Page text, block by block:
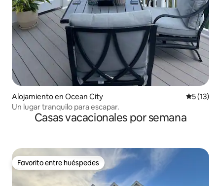
Alojamiento en Ocean City
5 (13)
Un lugar tranquilo para escapar.
Casas vacacionales por semana
Favorito entre huéspedes
Favorito entre huéspedes